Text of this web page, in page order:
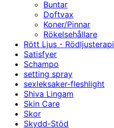
Buntar
Doftvax
Koner/Pinnar
Rökelsehållare
Rött Ljus - Rödljusterapi
Satisfyer
Schampo
setting spray
sexleksaker-fleshlight
Shiva Lingam
Skin Care
Skor
Skydd-Stöd